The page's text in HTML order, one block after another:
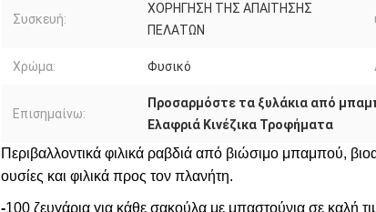
Συσκευή:
ΧΟΡΗΓΗΣΗ ΤΗΣ ΑΠΑΙΤΗΣΗΣ
ΠΕΛΑΤΩΝ
Χρώμα: Φυσικό
Επισημαίνω:
Προσαρμόστε τα ξυλάκια από
Ελαφριά Κινέζικα Τροφήματα
Περιβαλλοντικά φιλικά ραβδιά από βιώσιμο μπαμπού,
ουσίες και φιλικά προς τον πλανήτη.
-100 ζευγάρια για κάθε σακούλα με μπαστούνια σε καλή